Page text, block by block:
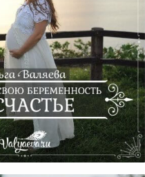
Беременность В